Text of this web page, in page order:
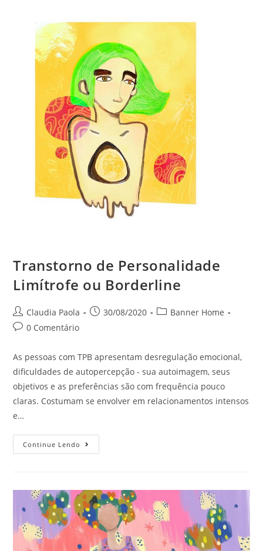
Transtorno de Personalidade
Limítrofe ou Borderline
Claudia Paola 30/08/2020
Banner Home
0 Comentário
As pessoas com TPB apresentam desregulação emocional,
dificuldades de autopercepção - sua autoimagem, seus
objetivos e as preferências são com frequência pouco
claras. Costumam se envolver em relacionamentos intensos
e…
Continue Lendo